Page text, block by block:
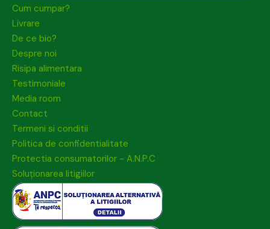
Cum cumpar?
Livrare
De ce bio?
Despre noi
Risipa alimentara
Testimoniale
Media room
Contact
Termeni si conditii
Politica de confidentialitate
Protectia consumatorilor - A.N.P.C
Soluționarea litigiilor